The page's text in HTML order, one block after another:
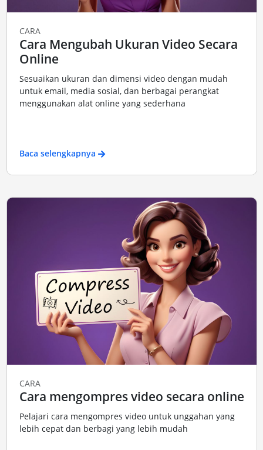
CARA
Cara Mengubah Ukuran Video Secara
Online
Sesuaikan ukuran dan dimensi video dengan mudah
untuk email, media sosial, dan berbagai perangkat
menggunakan alat online yang sederhana
Baca selengkapnya
CARA
Cara mengompres video secara online
Pelajari cara mengompres video untuk unggahan yang
lebih cepat dan berbagi yang lebih mudah